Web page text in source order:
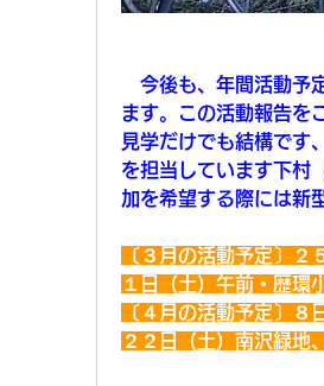
今後も、年間活動予
ます。この活動報告を
見学だけでも結構です
を担当しています下
加を希望する際には新
〔３月の活動予定〕２
１日（土）午前・歴環
〔４月の活動予定〕８
２２日（土）南沢緑